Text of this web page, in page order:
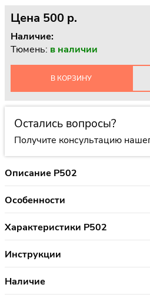
Цена 500 p.
Наличие:
Тюмень: в наличии
В КОРЗИНУ
Остались вопросы?
Получите консультацию
Описание P502
Особенности
Характеристики P502
Инструкции
Наличие